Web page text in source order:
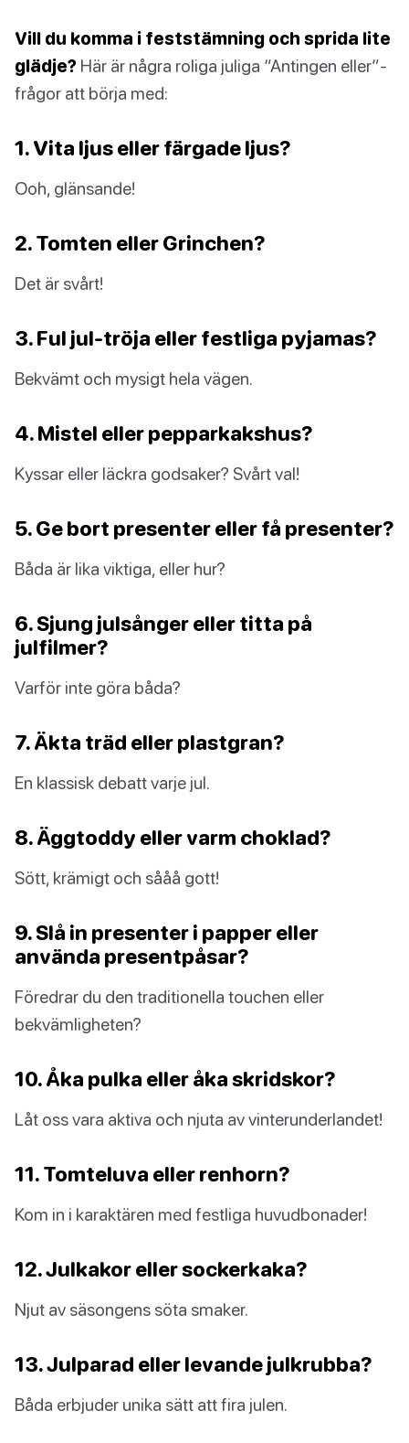
Vill du komma i feststämning och sprida lite
glädje? Här är några roliga juliga “Antingen eller”-
frågor att börja med:
1. Vita ljus eller färgade ljus?
Ooh, glänsande!
2. Tomten eller Grinchen?
Det är svårt!
3. Ful jul-tröja eller festliga pyjamas?
Bekvämt och mysigt hela vägen.
4. Mistel eller pepparkakshus?
Kyssar eller läckra godsaker? Svårt val!
5. Ge bort presenter eller få presenter?
Båda är lika viktiga, eller hur?
6. Sjung julsånger eller titta på
julfilmer?
Varför inte göra båda?
7. Äkta träd eller plastgran?
En klassisk debatt varje jul.
8. Äggtoddy eller varm choklad?
Sött, krämigt och sååå gott!
9. Slå in presenter i papper eller
använda presentpåsar?
Föredrar du den traditionella touchen eller
bekvämligheten?
10. Åka pulka eller åka skridskor?
Låt oss vara aktiva och njuta av vinterunderlandet!
11. Tomteluva eller renhorn?
Kom in i karaktären med festliga huvudbonader!
12. Julkakor eller sockerkaka?
Njut av säsongens söta smaker.
13. Julparad eller levande julkrubba?
Båda erbjuder unika sätt att fira julen.